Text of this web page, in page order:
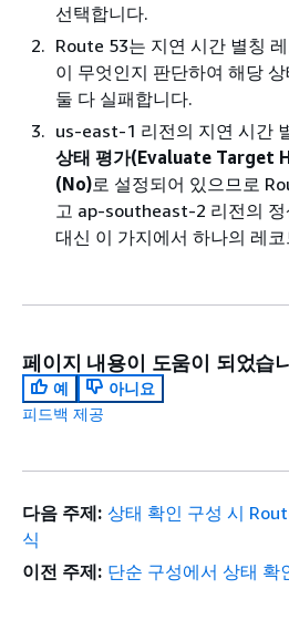
선택합니다.
Route 53는 지연 시간 별칭
이 무엇인지 판단하여 해당
둘 다 실패합니다.
us-east-1 리전의 지연 시간
상태 평가(Evaluate Target
(No)로 설정되어 있으므로
고 ap-southeast-2 리전의
대신 이 가지에서 하나의 레
페이지 내용이 도움이 되었습
예
아니요
피드백 제공
다음 주제: 상태 확인 구성 시
식
이전 주제: 단순 구성에서 상태 확